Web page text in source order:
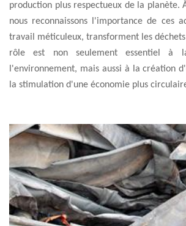
production plus respectueux de la planète.
nous reconnaissons l'importance de ces
travail méticuleux, transforment les
rôle est non seulement essentiel à
l'environnement, mais aussi à la création
la stimulation d'une économie plus